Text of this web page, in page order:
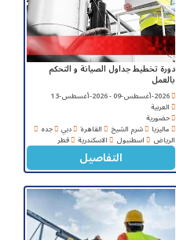
دورة تخطيط جداول الصيانة و التحكم
بالعمل
2026-أغسطس-09 - 2026-أغسطس-13
العربية
حضورية
ماليزيا شرم الشيخ القاهرة دبي جده
الرياض اسطنبول الاسكندرية قطر
التفاصيل